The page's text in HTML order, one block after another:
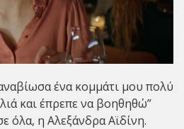
ένα κομμάτι μου πολύ
και έπρεπε να βοηθηθώ”
όλα, η Αλεξάνδρα Αϊδίνη.